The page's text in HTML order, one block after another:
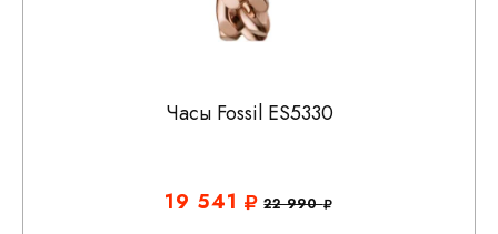
Часы Fossil ES5330
19 541 22 990